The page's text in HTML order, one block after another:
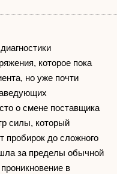
которое пока
но уже почти
о смене поставщика
силы, который
пробирок до сложного
за пределы обычной
в